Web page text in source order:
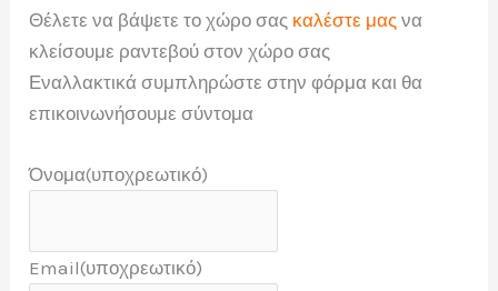
Θέλετε να βάψετε το χώρο σας καλέστε μας να
κλείσουμε ραντεβού στον χώρο σας
Εναλλακτικά συμπληρώστε στην φόρμα και θα
επικοινωνήσουμε σύντομα
Όνομα(υποχρεωτικό)
Email(υποχρεωτικό)